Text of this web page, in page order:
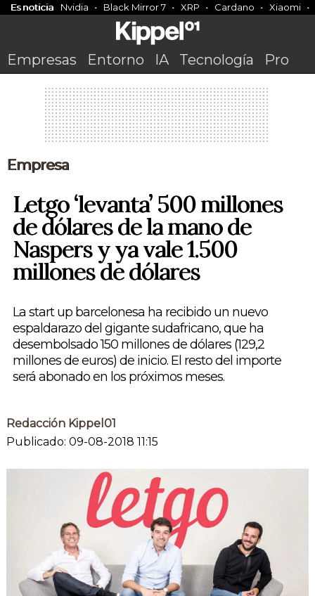
Es noticia Nvidia Black Mirror 7 XRP Cardano Xiaomi
Empresas Entorno IA Tecnología Pro
Empresa
Letgo ‘levanta’ 500 millones
de dólares de la mano de
Naspers y ya vale 1.500
millones de dólares
La start up barcelonesa ha recibido un nuevo
espaldarazo del gigante sudafricano, que ha
desembolsado 150 millones de dólares (129,2
millones de euros) de inicio. El resto del importe
será abonado en los próximos meses.
Redacción Kippel01
Publicado: 09-08-2018 11:15